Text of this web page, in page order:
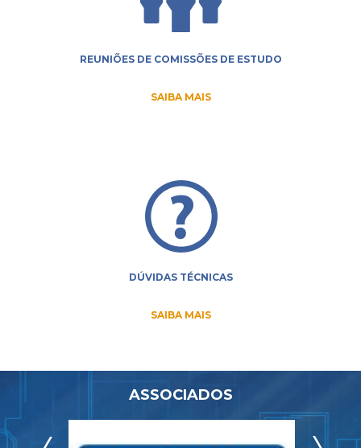
REUNIÕES DE COMISSÕES DE ESTUDO
SAIBA MAIS
DÚVIDAS TÉCNICAS
SAIBA MAIS
ASSOCIADOS